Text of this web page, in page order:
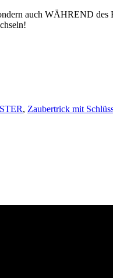
auch WÄHREND
, Zaubertrick mit